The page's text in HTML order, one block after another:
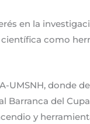
en la
como
UMSNH, donde
Barranca del
y